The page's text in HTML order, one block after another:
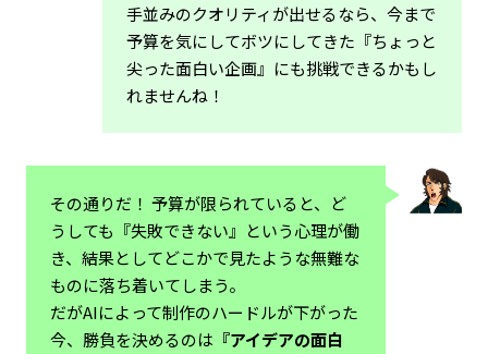
手並みのクオリティが出せるなら、今まで
予算を気にしてボツにしてきた『ちょっと
尖った面白い企画』にも挑戦できるかもし
れませんね！
その通りだ！ 予算が限られていると、ど
うしても『失敗できない』という心理が働
き、結果としてどこかで見たような無難な
ものに落ち着いてしまう。
だがAIによって制作のハードルが下がった
今、勝負を決めるのは 『アイデアの面白